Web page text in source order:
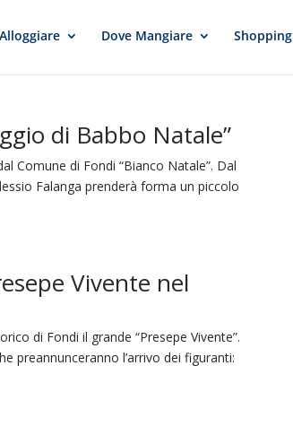
Dove Mangiare Shopping
di Babbo Natale”
Comune di Fondi “Bianco Natale”. Dal
Falanga prenderà forma un piccolo
Vivente nel
di Fondi il grande “Presepe Vivente”.
preannunceranno l’arrivo dei figuranti: